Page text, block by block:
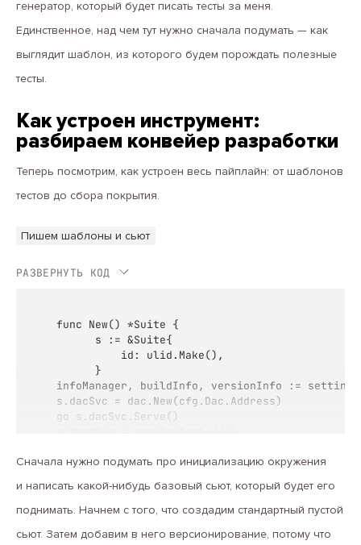
генератор, который будет писать тесты за меня.
Единственное, над чем тут нужно сначала подумать — как
выглядит шаблон, из которого будем порождать полезные
тесты.
Как устроен инструмент:
разбираем конвейер разработки
Теперь посмотрим, как устроен весь пайплайн: от шаблонов
тестов до сбора покрытия.
Пишем шаблоны и сьют
func New() *Suite {
      s := &Suite{
          id: ulid.Make(),
      }
infoManager, buildInfo, versionInfo :=
s.dacSvc = dac.New(cfg.Dac.Address)
go s.dacSvc.Serve()
return s
}
РАЗВЕРНУТЬ КОД
Сначала нужно подумать про инициализацию окружения
и написать какой-нибудь базовый сьют, который будет его
поднимать. Начнем с того, что создадим стандартный пустой
сьют. Затем добавим в него версионирование, потому что